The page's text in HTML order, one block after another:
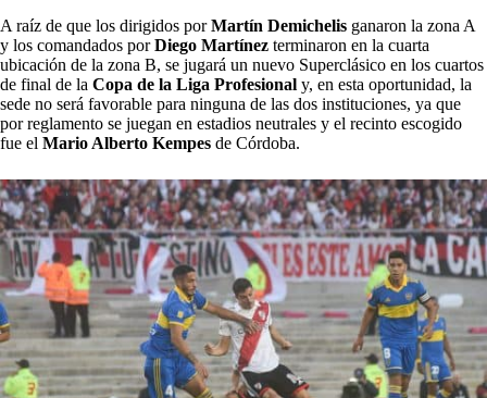
A raíz de que los dirigidos porMartín Demichelis ganaron la zona A
y los comandados porDiego Martínez terminaron en la cuarta
ubicación de la zona B, se jugará un nuevo Superclásico en los cuartos
de final de la Copa de la Liga Profesional y, en esta oportunidad, la
sede no será favorable para ninguna de las dos instituciones, ya que
por reglamento se juegan en estadios neutrales y el recinto escogido
fue el Mario Alberto Kempes de Córdoba.